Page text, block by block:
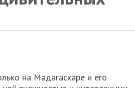
на Мадагаскаре и его